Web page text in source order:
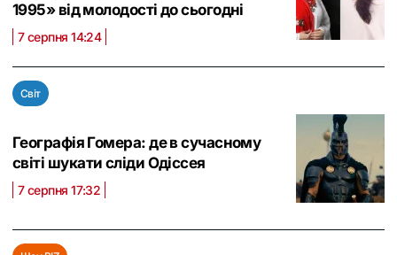
1995» від молодості до сьогодні
7 серпня 14:24
Світ
Географія Гомера: де в сучасному
світі шукати сліди Одіссея
7 серпня 17:32